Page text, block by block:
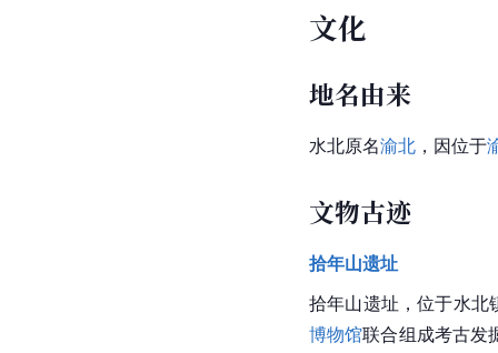
文化
地名由来
水北原名渝北 ，因位于
文物古迹
拾年山遗址
拾年山遗址 ，位于水
博物馆联合组成考古发